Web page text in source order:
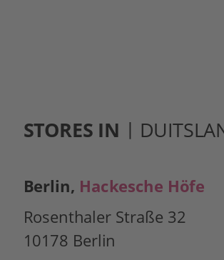
STORES IN |
Berlin, Hackesche Höfe
Rosenthaler Straße 32
10178 Berlin